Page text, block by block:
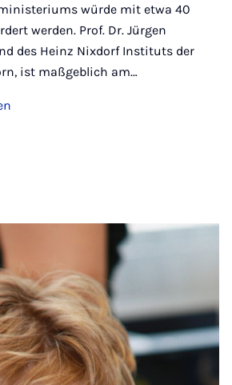
würde mit etwa 40
werden. Prof. Dr. Jürgen
des Heinz Nixdorf Instituts der
ist maßgeblich am…